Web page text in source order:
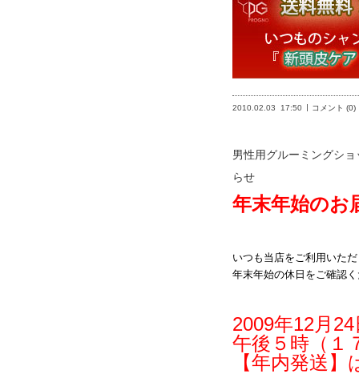
2010.02.03 17:50 コメント (0)
男性用グルーミングシ
らせ
年末年始のお
いつも当店をご利用いた
年末年始の休日をご確認
2009年12月
午後５時（１
【年内発送】